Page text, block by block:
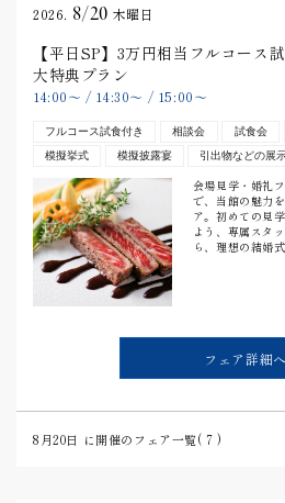
2026. 8/20 木曜日
【平日SP】3万円相当フルコー
大特典プラン
14:00〜/ 14:30〜 / 15:00〜
フルコース試食付き 相談会 試食会
模擬挙式
模擬披露宴 引出物などの展
会場見学・婚礼
で、当館の魅力
ア。初めての見
よう、専属スタ
ら、理想の結婚
フェア詳細へ
8月20日 に開催のフェア一覧(7 )